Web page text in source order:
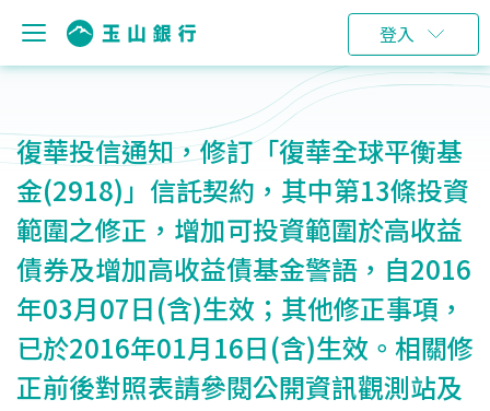
登入
復華投信通知，修訂「復華全球平衡基
金(2918)」信託契約，其中第13條投資
範圍之修正，增加可投資範圍於高收益
債券及增加高收益債基金警語，自2016
年03月07日(含)生效；其他修正事項，
已於2016年01月16日(含)生效。相關修
正前後對照表請參閱公開資訊觀測站及